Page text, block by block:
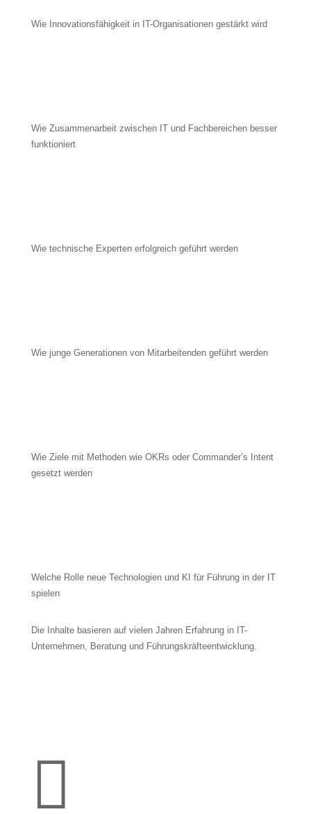
Wie Innovationsfähigkeit in IT-Organisationen gestärkt wird
Wie Zusammenarbeit zwischen IT und Fachbereichen besser
funktioniert
Wie technische Experten erfolgreich geführt werden
Wie junge Generationen von Mitarbeitenden geführt werden
Wie Ziele mit Methoden wie OKRs oder Commander’s Intent
gesetzt werden
Welche Rolle neue Technologien und KI für Führung in der IT
spielen
Die Inhalte basieren auf vielen Jahren Erfahrung in IT-
Unternehmen, Beratung und Führungskräfteentwicklung.
